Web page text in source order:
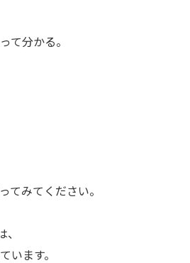
て分かる。
てみてください。
います。